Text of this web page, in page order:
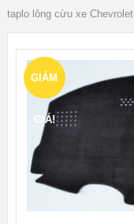
taplo lông cừu xe Chevrolet
GIẢM
GIÁ!